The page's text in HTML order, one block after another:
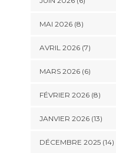
MAI 2026 (8)
AVRIL 2026 (7)
MARS 2026 (6)
FÉVRIER 2026 (8)
JANVIER 2026 (13)
DÉCEMBRE 2025 (14)